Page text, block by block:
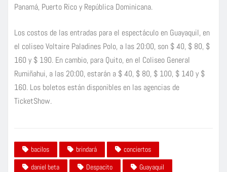
Panamá, Puerto Rico y República Dominicana.
Los costos de las entradas para el espectáculo en Guayaquil, en
el coliseo Voltaire Paladines Polo, a las 20:00, son $ 40, $ 80, $
160 y $ 190. En cambio, para Quito, en el Coliseo General
Rumiñahui, a las 20:00, estarán a $ 40, $ 80, $ 100, $ 140 y $
160. Los boletos están disponibles en las agencias de
TicketShow.
bacilos brindará
conciertos
daniel beta
Despacito
Guayaquil